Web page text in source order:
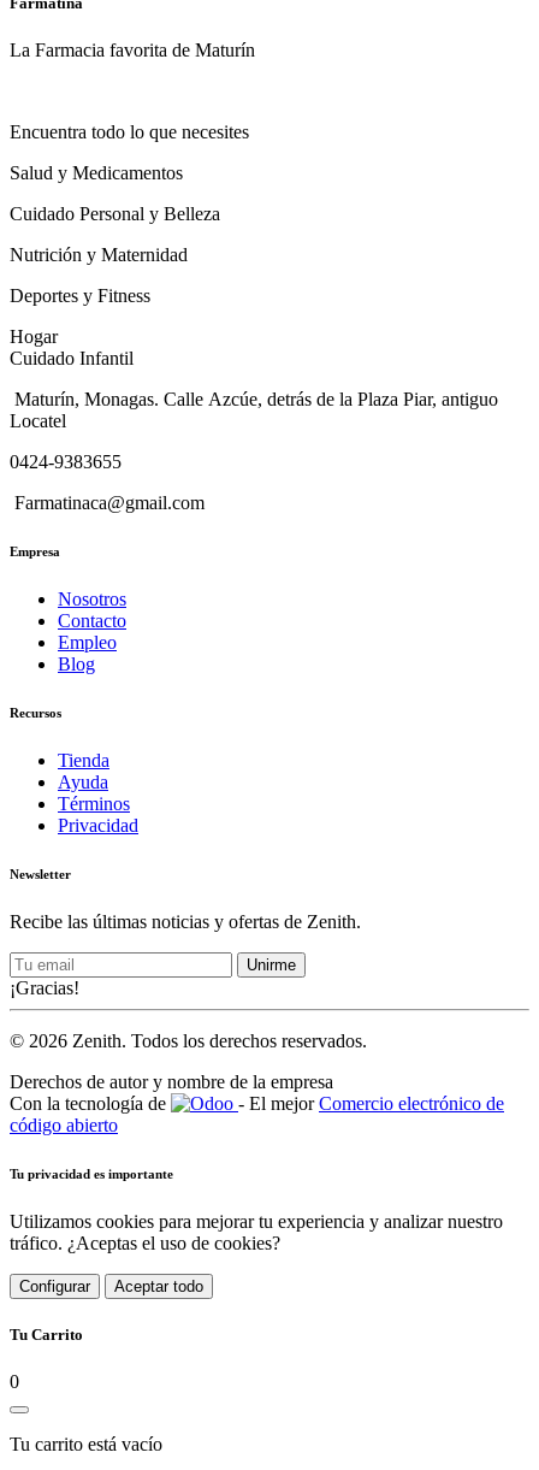
La Farmacia favorita de Maturín
Encuentra todo lo que necesites
Salud y Medicamentos
Cuidado Personal y Belleza
Nutrición y Maternidad
Deportes y Fitness
Hogar
Cuidado Infantil
Maturín, Monagas. Calle Azcúe, detrás de la Plaza Piar, antiguo
Locatel
0424-9383655
Farmatinaca@gmail.com
Empresa
Nosotros
Contacto
Empleo
Blog
Recursos
Tienda
Ayuda
Términos
Privacidad
Newsletter
Recibe las últimas noticias y ofertas de Zenith.
Unirme
¡Gracias!
© 2026 Zenith. Todos los derechos reservados.
Derechos de autor y nombre de la empresa
Con la tecnología de
- El mejorComercio electrónico de
código abierto
Tu privacidad es importante
Utilizamos cookies para mejorar tu experiencia y analizar nuestro
tráfico. ¿Aceptas el uso de cookies?
Configurar Aceptar todo
Tu Carrito
0
Tu carrito está vacío